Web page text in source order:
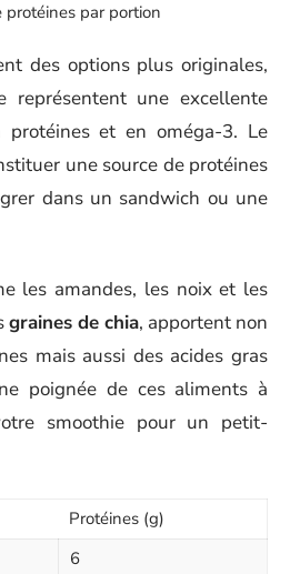
protéines par portion
des options plus originales,
une excellente
protéines et en oméga-3. Le
une source de protéines
dans un sandwich ou une
les amandes, les noix et les
graines de chia, apportent non
mais aussi des acides gras
poignée de ces aliments à
smoothie pour un petit-
Protéines (g)
6